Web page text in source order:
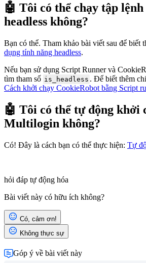
🤖 Tôi có thể chạy tập lệnh
headless không?
Bạn có thể. Tham khảo bài viết sau để biết
dụng tính năng headless.
Nếu bạn sử dụng Script Runner và
tìm tham số is_headless . Để biết thêm
Cách khởi chạy CookieRobot bằng Script
🤖 Tôi có thể tự động khởi
Multilogin không?
Có! Đây là cách bạn có thể thực hiện: Tự
hỏi đáp tự động hóa
Bài viết này có hữu ích không?
Có, cảm ơn!
Không thực sự
Góp ý về bài viết này